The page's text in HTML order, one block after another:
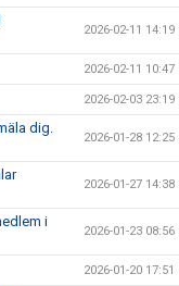
2026-02-11 14:19
2026-02-11 10:47
2026-02-03 23:19
dig.
2026-01-28 12:25
2026-01-27 14:38
i
2026-01-23 08:56
2026-01-20 17:51